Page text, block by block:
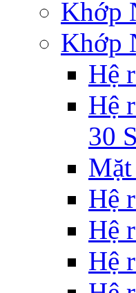
Khớp
Khớp
Hệ
Hệ
30
Hệ
Hệ
Hệ